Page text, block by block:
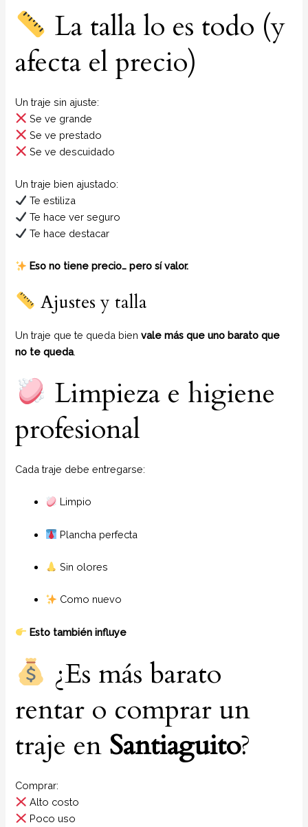
La talla lo es todo (y
afecta el precio)
Un traje sin ajuste:
Se ve grande
Se ve prestado
Se ve descuidado
Un traje bien ajustado:
Te estiliza
Te hace ver seguro
Te hace destacar
Eso no tiene precio… pero sí valor.
Ajustes y talla
Un traje que te queda bienvale más que uno barato que
no te queda.
Limpieza e higiene
profesional
Cada traje debe entregarse:
Limpio
Plancha perfecta
Sin olores
Como nuevo
Esto también influye
¿Es más barato
rentar o comprar un
traje en Santiaguito?
Comprar:
Alto costo
Poco uso